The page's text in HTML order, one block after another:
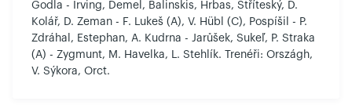
Godla - Irving, Demel, Balinskis, Hrbas, Stříteský, D.
Kolář, D. Zeman - F. Lukeš (A), V. Hübl (C), Pospíšil - P.
Zdráhal, Estephan, A. Kudrna - Jarůšek, Sukeľ, P. Straka
(A) - Zygmunt, M. Havelka, L. Stehlík. Trenéři: Országh,
V. Sýkora, Orct.